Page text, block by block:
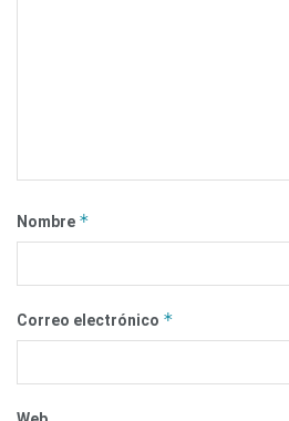
Nombre *
Correo electrónico *